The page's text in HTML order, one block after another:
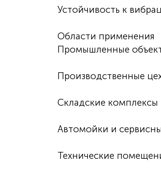
Устойчивость к
Области применения
Промышленные
Производственные
Складские комплексы
Автомойки и
Технические